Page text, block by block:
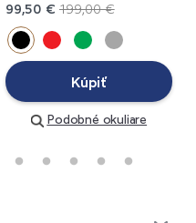
99,50 € 199,00 €
Kúpiť
Podobné okuliare